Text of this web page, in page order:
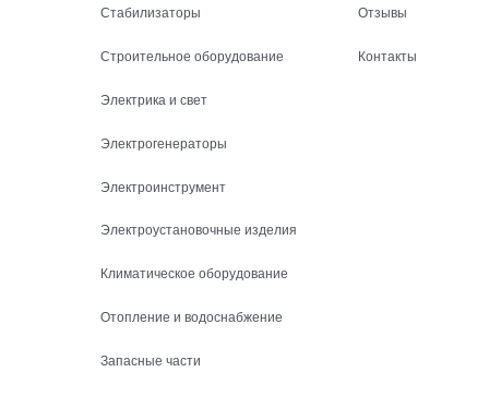
Стабилизаторы
Строительное оборудование
Электрика и свет
Электрогенераторы
Электроинструмент
Электроустановочные изделия
Климатическое оборудование
Отопление и водоснабжение
Запасные части
Отзывы
Контакты